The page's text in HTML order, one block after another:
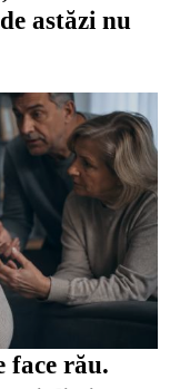
astăzi nu
face rău.